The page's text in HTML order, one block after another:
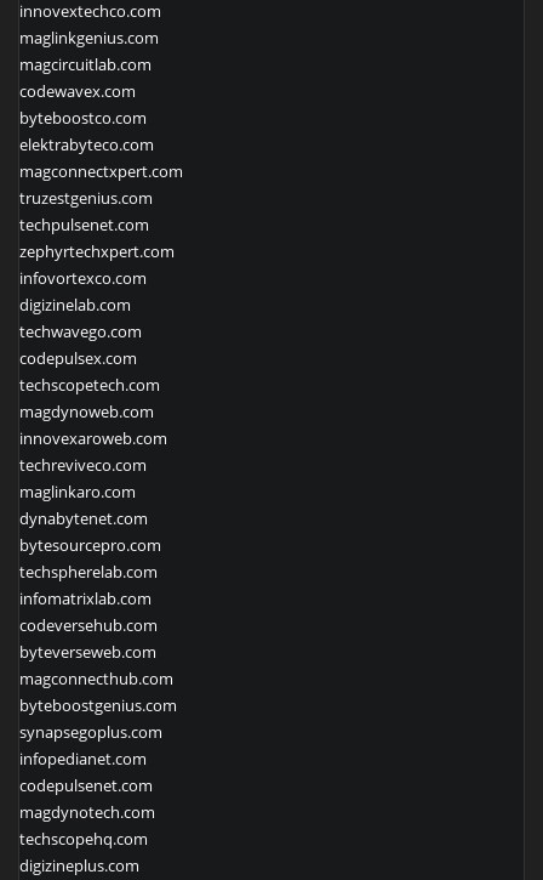
innovextechco.com
maglinkgenius.com
magcircuitlab.com
codewavex.com
byteboostco.com
elektrabyteco.com
magconnectxpert.com
truzestgenius.com
techpulsenet.com
zephyrtechxpert.com
infovortexco.com
digizinelab.com
techwavego.com
codepulsex.com
techscopetech.com
magdynoweb.com
innovexaroweb.com
techreviveco.com
maglinkaro.com
dynabytenet.com
bytesourcepro.com
techspherelab.com
infomatrixlab.com
codeversehub.com
byteverseweb.com
magconnecthub.com
byteboostgenius.com
synapsegoplus.com
infopedianet.com
codepulsenet.com
magdynotech.com
techscopehq.com
digizineplus.com